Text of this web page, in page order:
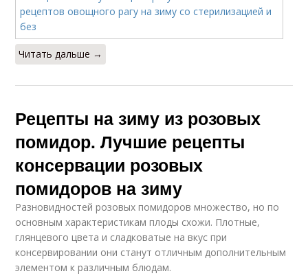
Читать дальше →
Рецепты на зиму из розовых
помидор. Лучшие рецепты
консервации розовых
помидоров на зиму
Разновидностей розовых помидоров множество, но по
основным характеристикам плоды схожи. Плотные,
глянцевого цвета и сладковатые на вкус при
консервировании они станут отличным дополнительным
элементом к различным блюдам.